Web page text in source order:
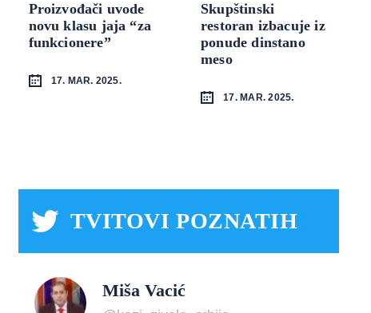
Proizvođači uvode
novu klasu jaja “za
funkcionere”
17. MAR. 2025.
Skupštinski
restoran izbacuje iz
ponude dinstano
meso
17. MAR. 2025.
TVITOVI POZNATIH
Miša Vacić